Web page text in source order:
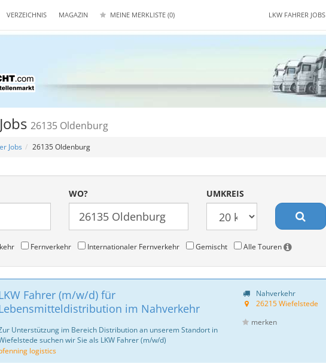
VERZEICHNIS MAGAZIN MEINE MERKLISTE (0) LKW FAHRER JOBS
26135 Oldenburg
Jobs 26135 Oldenburg
WO? UMKREIS
Fernverkehr Internationaler Fernverkehr Gemischt Alle Touren
Fahrer (m/w/d) für
im Nahverkehr
Unterstützung im Bereich Distribution an unserem Standort in
suchen wir Sie als LKW Fahrer (m/w/d)
logistics
Nahverkehr
26215 Wiefelstede
merken